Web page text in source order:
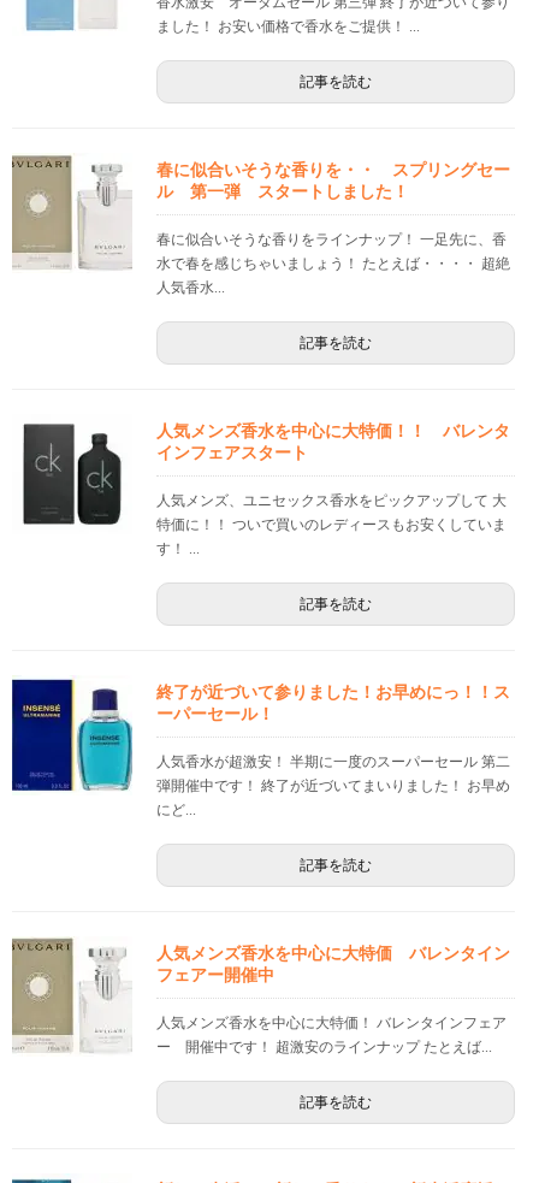
ました！ お安い価格で香水をご提供！ ...
記事を読む
春に似合いそうな香りを・・ スプリングセー
ル 第一弾 スタートしました！
春に似合いそうな香りをラインナップ！ 一足先に、香
水で春を感じちゃいましょう！ たとえば・・・・ 超絶
人気香水...
記事を読む
人気メンズ香水を中心に大特価！！ バレンタ
インフェアスタート
人気メンズ、ユニセックス香水をピックアップして 大
特価に！！ ついで買いのレディースもお安くしていま
す！ ...
記事を読む
終了が近づいて参りました！お早めにっ！！ス
ーパーセール！
人気香水が超激安！ 半期に一度のスーパーセール 第二
弾開催中です！ 終了が近づいてまいりました！ お早め
にど...
記事を読む
人気メンズ香水を中心に大特価 バレンタイン
フェアー開催中
人気メンズ香水を中心に大特価！ バレンタインフェア
ー 開催中です！ 超激安のラインナップ たとえば...
記事を読む